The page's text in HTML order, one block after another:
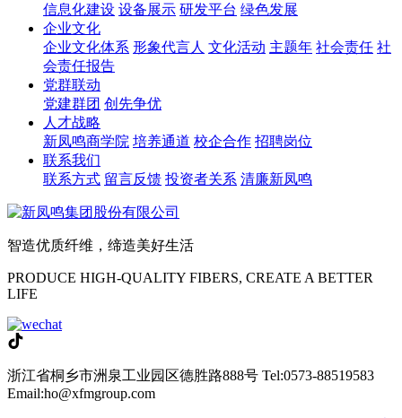
信息化建设 设备展示 研发平台 绿色发展
企业文化
企业文化体系 形象代言人 文化活动 主题年 社会责任 社
会责任报告
党群联动
党建群团 创先争优
人才战略
新凤鸣商学院 培养通道 校企合作 招聘岗位
联系我们
联系方式 留言反馈 投资者关系 清廉新凤鸣
智造优质纤维，缔造美好生活
PRODUCE HIGH-QUALITY FIBERS, CREATE A BETTER
LIFE
浙江省桐乡市洲泉工业园区德胜路888号 Tel:0573-88519583
Email:ho@xfmgroup.com